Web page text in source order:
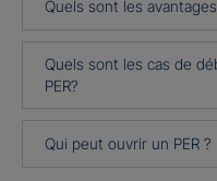
Quels sont les
Quels sont les cas de
PER?
Qui peut ouvrir un PER ?